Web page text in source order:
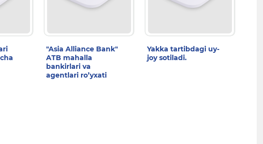
"Asia Alliance Bank"
ATB mahalla
bankirlari va
agentlari ro’yxati
Yakka tartibdagi uy-
joy sotiladi.